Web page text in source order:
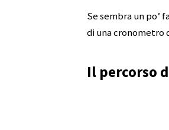
Se sembra un po’
di una cronometro
Il percorso